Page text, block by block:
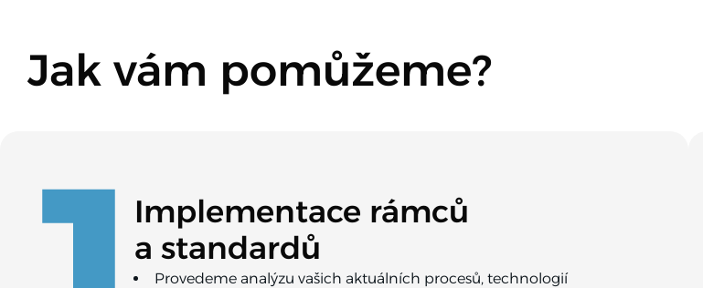
Jak vám pomůžeme?
Implementace rámců
a standardů
Provedeme analýzu vašich aktuálních procesů, technologií